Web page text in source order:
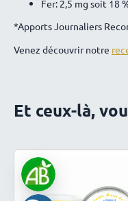
Fer: 2,5 mg soit 18
*Apports Journaliers
Venez découvrir notre
Et ceux-là,